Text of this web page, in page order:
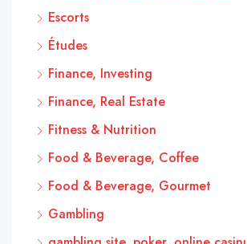
Escorts
Études
Finance, Investing
Finance, Real Estate
Fitness & Nutrition
Food & Beverage, Coffee
Food & Beverage, Gourmet
Gambling